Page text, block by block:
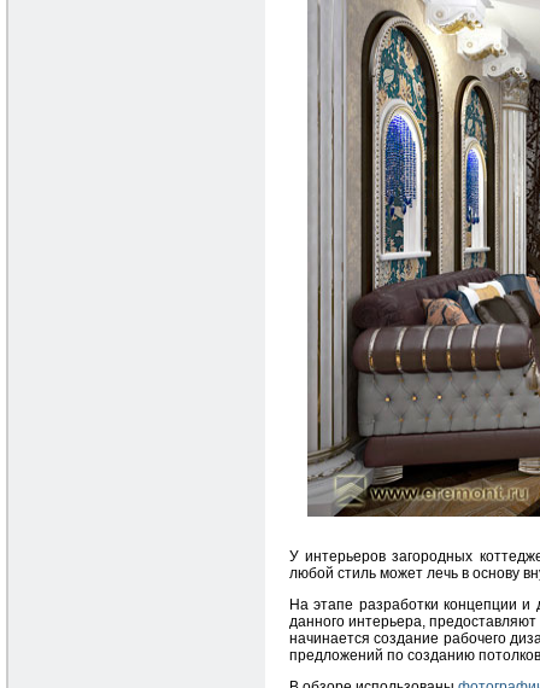
У интерьеров загородных
любой стиль может лечь в основу
На этапе разработки концепции
данного интерьера,
начинается создание рабочего
предложений по созданию